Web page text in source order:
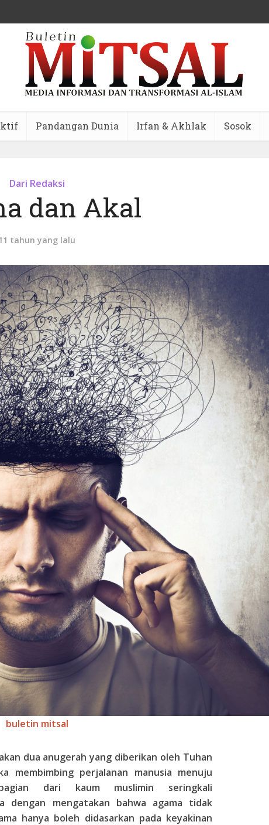
Pandangan Dunia Irfan & Akhlak Sosok
Dari Redaksi
dan Akal
tahun yang lalu
buletin mitsal
dua anugerah yang diberikan oleh Tuhan
membimbing perjalanan manusia menuju
dari kaum muslimin seringkali
dengan mengatakan bahwa agama tidak
hanya boleh didasarkan pada keyakinan